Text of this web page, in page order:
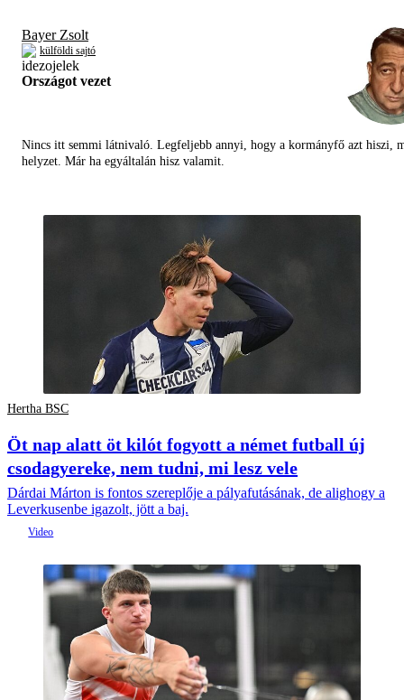
Bayer Zsolt
külföldi sajtó
Országot vezet
Nincs itt semmi látnivaló. Legfeljebb annyi, hogy a kormányfő azt hiszi,
helyzet. Már ha egyáltalán hisz valamit.
Hertha BSC
Öt nap alatt öt kilót fogyott a német futball új
csodagyereke, nem tudni, mi lesz vele
Dárdai Márton is fontos szereplője a pályafutásának, de alighogy a
Leverkusenbe igazolt, jött a baj.